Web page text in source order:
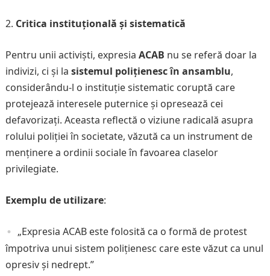
Critica instituțională și sistematică
Pentru unii activiști, expresia ACAB nu se referă doar la
indivizi, ci și la sistemul polițienesc în ansamblu,
considerându-l o instituție sistematic coruptă care
protejează interesele puternice și opresează cei
defavorizați. Aceasta reflectă o viziune radicală asupra
rolului poliției în societate, văzută ca un instrument de
menținere a ordinii sociale în favoarea claselor
privilegiate.
Exemplu de utilizare:
„Expresia ACAB este folosită ca o formă de protest
împotriva unui sistem polițienesc care este văzut ca unul
opresiv și nedrept.”